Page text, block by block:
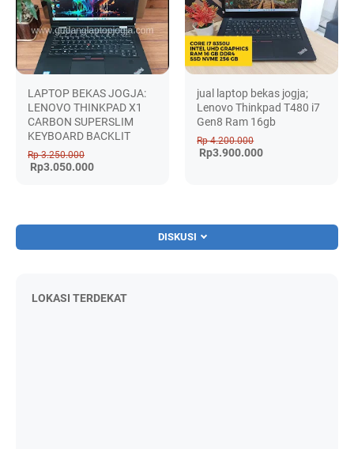
LAPTOP BEKAS JOGJA:
LENOVO THINKPAD X1
CARBON SUPERSLIM
KEYBOARD BACKLIT
Rp 3.250.000
Rp3.050.000
jual laptop bekas jogja;
Lenovo Thinkpad T480 i7
Gen8 Ram 16gb
Rp 4.200.000
Rp3.900.000
DISKUSI
LOKASI TERDEKAT